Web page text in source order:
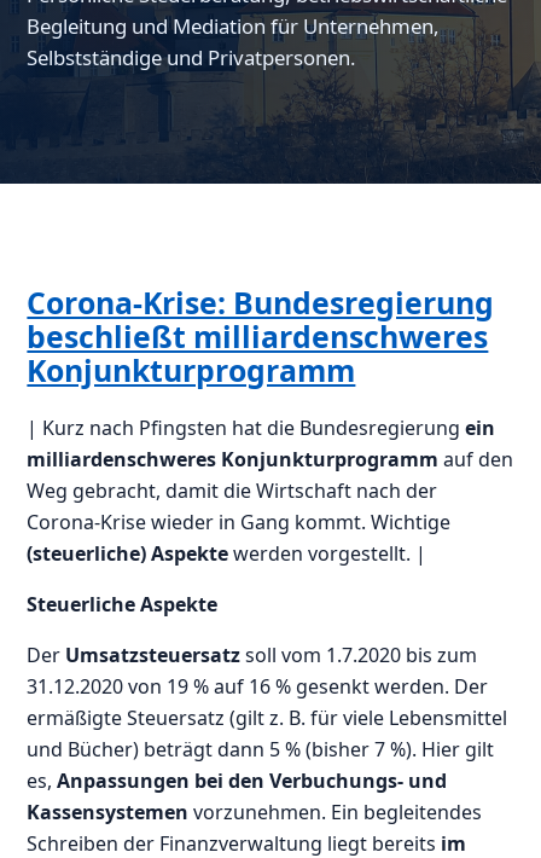
Begleitung und Mediation für Unternehmen,
Selbstständige und Privatpersonen.
Corona-Krise: Bundesregierung
beschließt milliardenschweres
Konjunkturprogramm
| Kurz nach Pfingsten hat die Bundesregierungein
milliardenschweres Konjunkturprogramm auf den
Weg gebracht, damit die Wirtschaft nach der
Corona-Krise wieder in Gang kommt. Wichtige
(steuerliche) Aspektewerden vorgestellt. |
Steuerliche Aspekte
Der Umsatzsteuersatzsoll vom 1.7.2020 bis zum
31.12.2020 von 19 % auf 16 % gesenkt werden. Der
ermäßigte Steuersatz (gilt z. B. für viele Lebensmittel
und Bücher) beträgt dann 5 % (bisher 7 %). Hier gilt
es,Anpassungen bei den Verbuchungs- und
Kassensystemenvorzunehmen. Ein begleitendes
Schreiben der Finanzverwaltung liegt bereits im